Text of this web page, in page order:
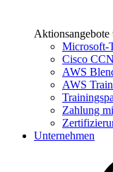
Aktionsangebote
Microsoft-
Cisco
AWS
AWS
Zahlung
Unternehmen